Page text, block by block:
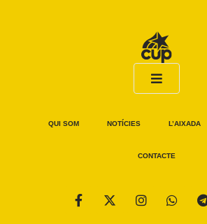
QUI SOM NOTÍCIES L’AIXADA
CONTACTE